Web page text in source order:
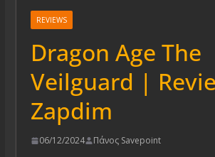
REVIEWS
Dragon Age The
Veilguard |
Zapdim
06/12/2024 Πάνος Savepoint